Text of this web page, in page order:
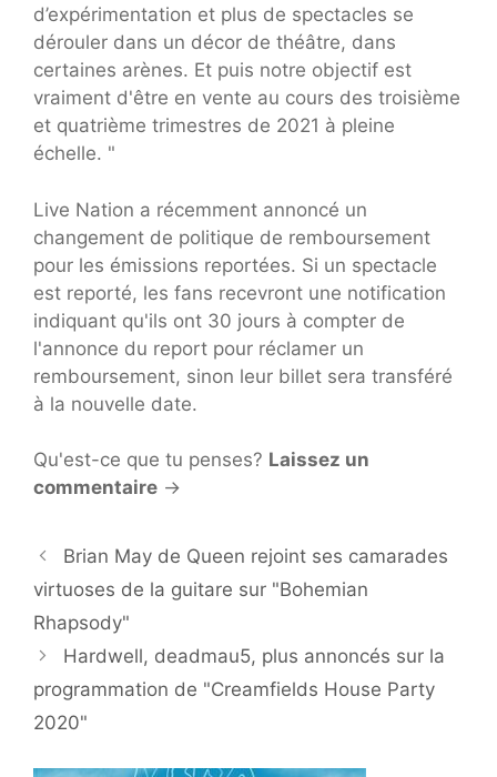
d’expérimentation et plus de spectacles se
dérouler dans un décor de théâtre, dans
certaines arènes. Et puis notre objectif est
vraiment d'être en vente au cours des troisième
et quatrième trimestres de 2021 à pleine
échelle. "
Live Nation a récemment annoncé un
changement de politique de remboursement
pour les émissions reportées. Si un spectacle
est reporté, les fans recevront une notification
indiquant qu'ils ont 30 jours à compter de
l'annonce du report pour réclamer un
remboursement, sinon leur billet sera transféré
à la nouvelle date.
Qu'est-ce que tu penses? Laissez un
commentaire →
Brian May de Queen rejoint ses camarades
virtuoses de la guitare sur "Bohemian
Rhapsody"
Hardwell, deadmau5, plus annoncés sur la
programmation de "Creamfields House Party
2020"